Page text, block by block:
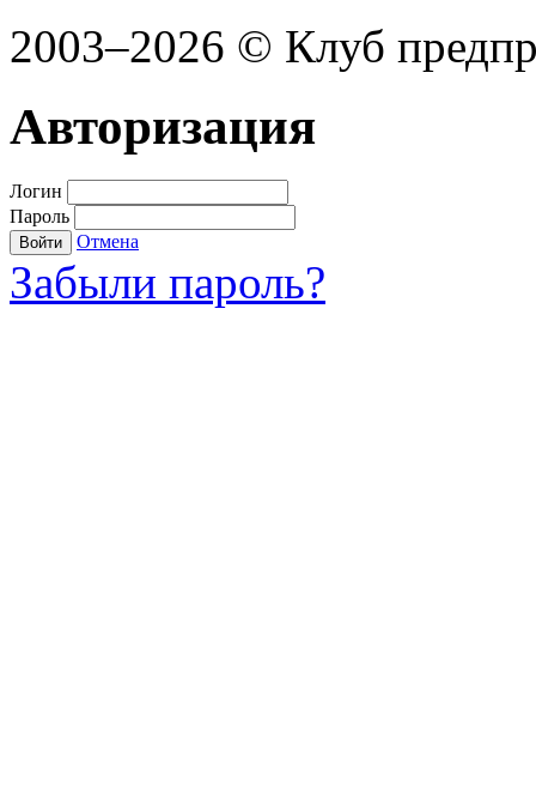
2003–2026 © Клуб
Авторизация
Логин
Пароль
Войти Отмена
Забыли пароль?